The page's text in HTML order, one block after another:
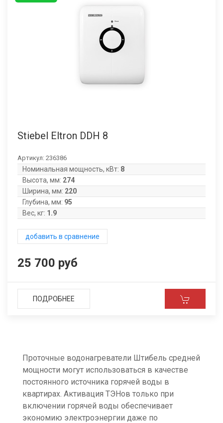
Stiebel Eltron DDH 8
Артикул: 236386
Номинальная мощность, кВт: 8
Высота, мм: 274
Ширина, мм: 220
Глубина, мм: 95
Вес, кг: 1.9
добавить в сравнение
25 700 руб
ПОДРОБНЕЕ
Проточные водонагреватели Штибель средней
мощности могут использоваться в качестве
постоянного источника горячей воды в
квартирах. Активация ТЭНов только при
включении горячей воды обеспечивает
экономию электроэнергии даже по